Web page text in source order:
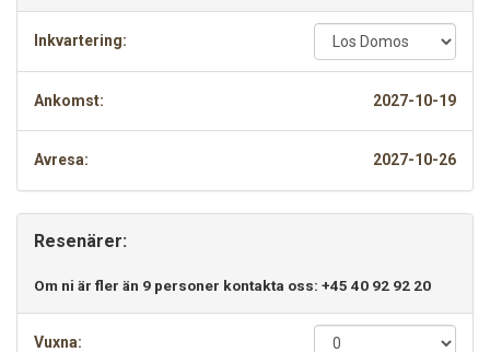
Inkvartering:
Ankomst: 2027-10-19
Avresa: 2027-10-26
Resenärer:
Om ni är fler än 9 personer kontakta oss: +45 40 92 92 20
Vuxna: